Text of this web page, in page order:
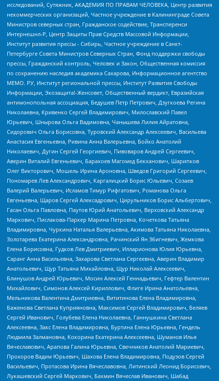
исследований, Сутяжник, АКАДЕМИЯ ПО ПРАВАМ ЧЕЛОВЕКА, Центр развития
некоммерческих организаций, Частное учреждение в Калининграде Совета
Министров северных стран, Гражданское содействие, Трансперенси
Интернешнл-Р, Центр Защиты Прав Средств Массовой Информации,
Институт развития прессы - Сибирь, Частное учреждение в Санкт-
Петербурге Совета Министров Северных Стран, Фонд поддержки свободы
прессы, Гражданский контроль, Человек и Закон, Общественная комиссия
по сохранению наследия академика Сахарова, Информационное агентство
МЕМО. РУ, Институт региональной прессы, Институт Развития Свободы
Информации, Экозащита!-Женсовет, Общественный вердикт, Евразийская
антимонопольная ассоциация, Бедушев Петр Петрович, Дзугкоева Регина
Николаевна, Кривенко Сергей Владимирович, Милославский Павел
Юрьевич, Шнырова Ольга Вадимовна, Чанышева Лилия Айратовна,
Сидорович Ольга Борисовна, Туровский Александр Алексеевич, Васильева
Анастасия Евгеньевна, Ривина Анна Валерьевна, Бойко Анатолий
Николаевич, Дугин Сергей Георгиевич, Пивоваров Андрей Сергеевич,
Аверин Виталий Евгеньевич, Барахоев Магомед Бекханович, Шарипков
Олег Викторович, Мошель Ирина Ароновна, Шведов Григорий Сергеевич,
Пономарев Лев Александрович, Каргалицкий Борис Юльевич, Созаев
Валерий Валерьевич, Исламов Тимур Рифгатович, Романова Ольга
Евгеньевна, Щаров Сергей Алексадрович, Цирульников Борис Альбертович,
Гасан Ольга Павловна, Паутов Юрий Анатольевич, Верховский Александр
Маркович, Пислакова-Паркер Марина Петровна, Кочеткова Татьяна
Владимировна, Чуркина Наталья Валерьевна, Акимова Татьяна Николаевна,
Золотарева Екатерина Александровна, Рачинский Ян Збигневич, Жемкова
Елена Борисовна, Гудков Лев Дмитриевич, Илларионова Юлия Юрьевна,
Саранг Анна Васильевна, Захарова Светлана Сергеевна, Аверин Владимир
Анатольевич, Щур Татьяна Михайловна, Щур Николай Алексеевич,
Блинушов Андрей Юрьевич, Мосин Алексей Геннадьевич, Гефтер Валентин
Михайлович, Симонов Алексей Кириллович, Флиге Ирина Анатольевна,
Мельникова Валентина Дмитриевна, Вититинова Елена Владимировна,
Баженова Светлана Куприяновна, Максимов Сергей Владимирович, Беляев
Сергей Иванович, Голубева Елена Николаевна, Ганнушкина Светлана
Алексеевна, Закс Елена Владимировна, Буртина Елена Юрьевна, Гендель
Людмила Залмановна, Кокорина Екатерина Алексеевна, Шуманов Илья
Вячеславович, Арапова Галина Юрьевна, Свечников Анатолий Мариевич,
Прохоров Вадим Юрьевич, Шахова Елена Владимировна, Подузов Сергей
Васильевич, Протасова Ирина Вячеславовна, Литинский Леонид Борисович,
Лукашевский Сергей Маркович, Бахмин Вячеслав Иванович, Шабад